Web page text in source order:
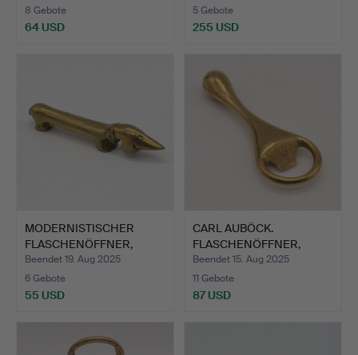
8 Gebote
64 USD
5 Gebote
255 USD
MODERNISTISCHER
FLASCHENÖFFNER,
DACKEL, ME…
Beendet 19. Aug 2025
6 Gebote
55 USD
CARL AUBÖCK.
FLASCHENÖFFNER,
MESSING, UM 1…
Beendet 15. Aug 2025
11 Gebote
87 USD